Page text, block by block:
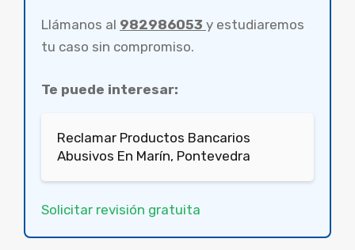
Llámanos al 982986053 y estudiaremos
tu caso sin compromiso.
Te puede interesar:
Reclamar Productos Bancarios
Abusivos En Marín, Pontevedra
Solicitar revisión gratuita